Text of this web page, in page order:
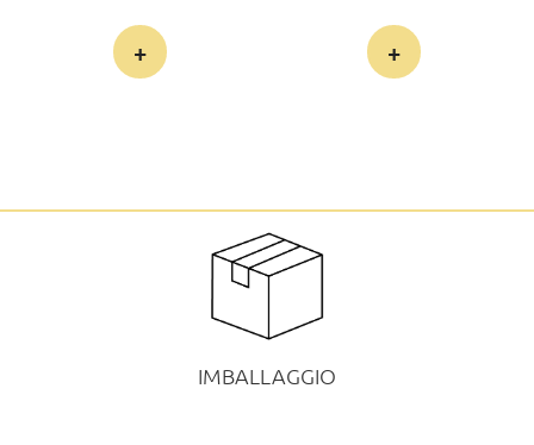
+ +
IMBALLAGGIO